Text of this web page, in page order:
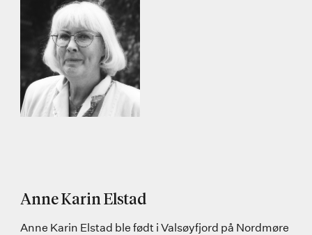
Anne Karin Elstad
Anne Karin Elstad ble født i Valsøyfjord på Nordmøre